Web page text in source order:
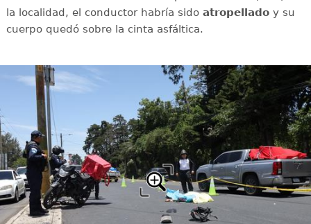
la localidad, el conductor habría sido atropelladoy su
cuerpo quedó sobre la cinta asfáltica.